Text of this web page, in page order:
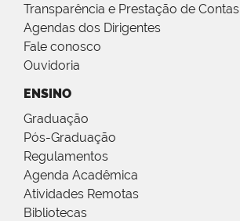
Transparência e Prestação de Contas
Agendas dos Dirigentes
Fale conosco
Ouvidoria
ENSINO
Graduação
Pós-Graduação
Regulamentos
Agenda Acadêmica
Atividades Remotas
Bibliotecas